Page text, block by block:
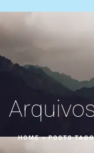
HOME»POSTS